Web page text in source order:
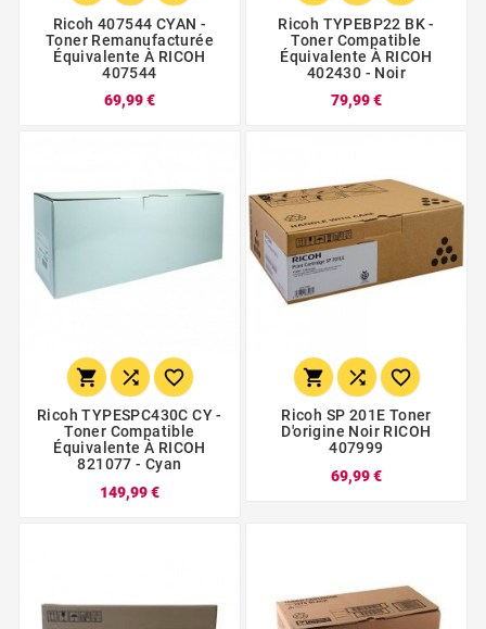
Ricoh 407544 CYAN -
Toner Remanufacturée
Équivalente À RICOH
407544
69,99 €
Ricoh TYPEBP22 BK -
Toner Compatible
Équivalente À RICOH
402430 - Noir
79,99 €
  
Ricoh TYPESPC430C CY -
Toner Compatible
Équivalente À RICOH
821077 - Cyan
149,99 €
  
Ricoh SP 201E Toner
D'origine Noir RICOH
407999
69,99 €